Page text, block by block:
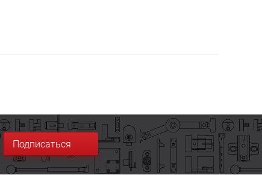
Подписаться